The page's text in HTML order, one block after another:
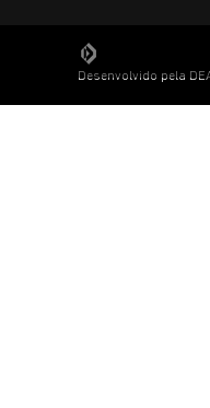
Desenvolvido pela